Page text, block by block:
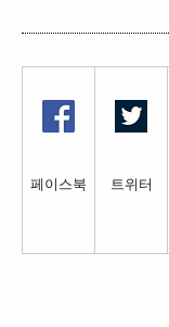
페이스북 트위터